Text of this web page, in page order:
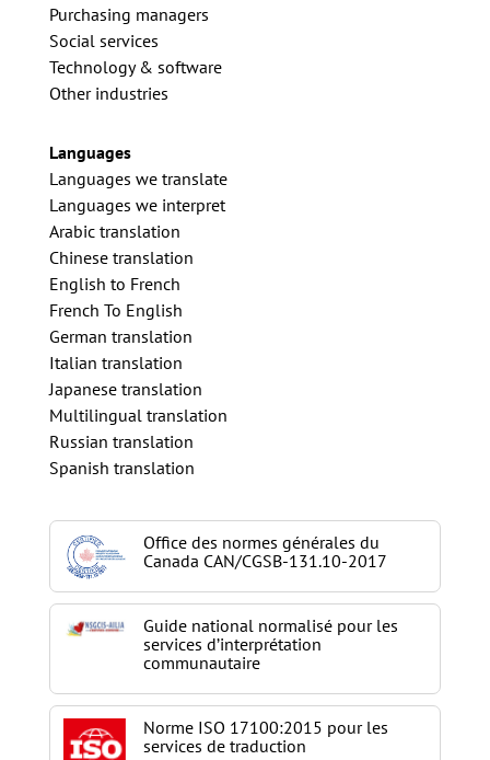
Purchasing managers
Social services
Technology & software
Other industries
Languages
Languages we translate
Languages we interpret
Arabic translation
Chinese translation
English to French
French To English
German translation
Italian translation
Japanese translation
Multilingual translation
Russian translation
Spanish translation
Office des normes générales du
Canada CAN/CGSB-131.10-2017
Guide national normalisé pour les
services d’interprétation
communautaire
Norme ISO 17100:2015 pour les
services de traduction